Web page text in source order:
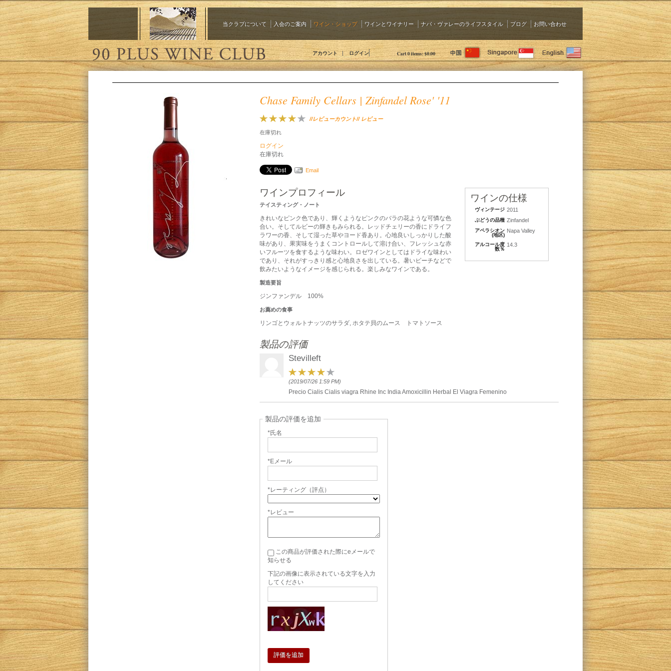
当クラブについて 入会のご案内 ワイン・ショップ ワインとワイナリー ナパ・ヴァレーのライフスタイル ブログ お問い合わせ
Cart0items:$0.00
アカウント ログイン
The 90 Plus Wine Club Jp
Chase Family Cellars | Zinfandel Rose' '11
//レビューカウント// レビュー
在庫切れ
ログイン
在庫切れ
Email
ワインの仕様
ヴィンテージ 2011
ぶどうの品種 Zinfandel
アペラシオン
(地区)
Napa Valley
アルコール度
数％
14.3
ワインプロフィール
テイスティング・ノート
きれいなピンク色であり、輝くようなピンクのバラの花ような可憐な色
合い。そしてルビーの輝きもみられる。レッドチェリーの香にドライフ
ラワーの香、そして湿った草やヨード香あり。心地良いしっかりした酸
味があり、果実味をうまくコントロールして溶け合い、フレッシュな赤
いフルーツを食するような味わい。ロゼワインとしてはドライな味わい
であり、それがすっきり感と心地良さを出している。暑いビーチなどで
飲みたいようなイメージを感じられる。楽しみなワインである。
製造要旨
ジンファンデル 100%
お薦めの食事
リンゴとウォルトナッツのサラダ, ホタテ貝のムース トマトソース
製品の評価
Stevilleft
(2019/07/26 1:59 PM)
Precio Cialis Cialis viagra Rhine Inc India Amoxicillin Herbal El Viagra Femenino
製品の評価を追加
*氏名
*Eメール
*レーティング（評点）
*レビュー
知らせる
下記の画像に表示されている文字を入力
してください
評価を追加